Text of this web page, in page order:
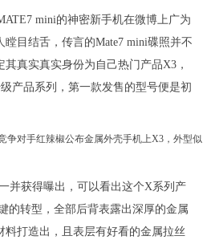
mini的神密新手机在微博上广为
目结舌，传言的Mate7 mini碟照并不
真实真实身份为自己热门产品X3，
产品系列，第一款发售的型号便是初
并获得曝出，可以看出这个X系列产
的转型，全部后背表露出深厚的金属
料打造出，且表层有好看的金属拉丝